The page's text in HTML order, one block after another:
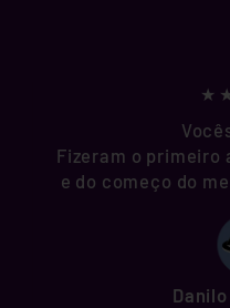
Fizeram o primeiro
e do começo do